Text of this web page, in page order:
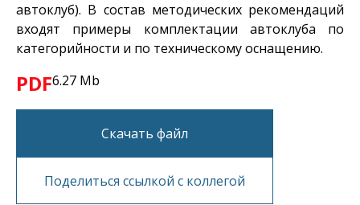
автоклуб). В состав методических рекомендаций
входят примеры комплектации автоклуба по
категорийности и по техническому оснащению.
PDF6.27 Mb
Скачать файл
Поделиться ссылкой с коллегой